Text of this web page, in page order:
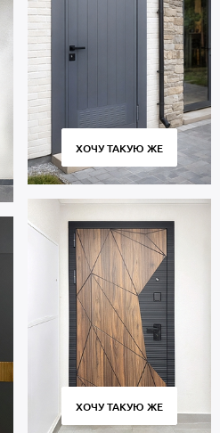
ХОЧУ ТАКУЮ ЖЕ
ХОЧУ ТАКУЮ ЖЕ